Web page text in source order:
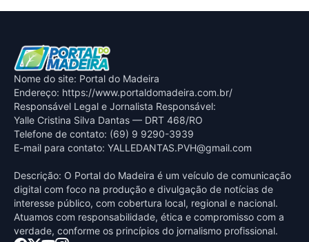
Nome do site: Portal do Madeira
Endereço: https://www.portaldomadeira.com.br/
Responsável Legal e Jornalista Responsável:
Yalle Cristina Silva Dantas — DRT 468/RO
Telefone de contato: (69) 9 9290-3939
E-mail para contato: YALLEDANTAS.PVH@gmail.com
Descrição: O Portal do Madeira é um veículo de comunicação
digital com foco na produção e divulgação de notícias de
interesse público, com cobertura local, regional e nacional.
Atuamos com responsabilidade, ética e compromisso com a
verdade, conforme os princípios do jornalismo profissional.